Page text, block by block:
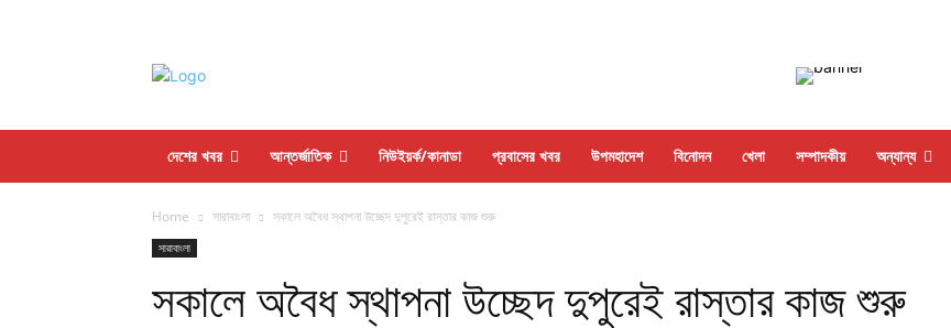
দেশের খবর আন্তর্জাতিক নিউইয়র্ক/কানাডা প্রবাসের খবর উপমহাদেশ বিনোদন খেলা সম্পাদকীয় অন্যান্য
Home সারাবাংলা সকালে অবৈধ স্থাপনা উচ্ছেদ দুপুরেই রাস্তার কাজ শুরু
সারাবাংলা
সকালে অবৈধ স্থাপনা উচ্ছেদ দুপুরেই রাস্তার কাজ শুরু